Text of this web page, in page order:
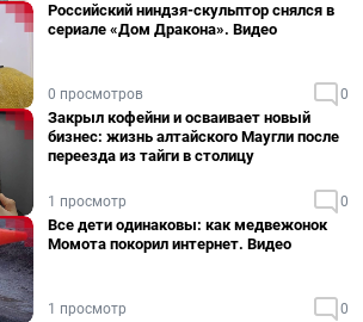
Российский ниндзя-скульптор снялся в
сериале «Дом Дракона». Видео
0 просмотров 0
Закрыл кофейни и осваивает новый
бизнес: жизнь алтайского Маугли после
переезда из тайги в столицу
1 просмотр 0
Все дети одинаковы: как медвежонок
Момота покорил интернет. Видео
1 просмотр 0